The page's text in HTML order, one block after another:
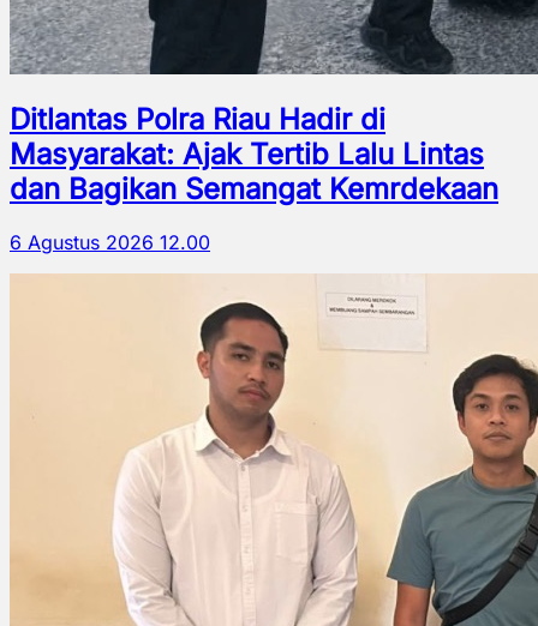
Ditlantas Polra Riau Hadir di
Masyarakat: Ajak Tertib Lalu Lintas
dan Bagikan Semangat Kemrdekaan
6 Agustus 2026 12.00